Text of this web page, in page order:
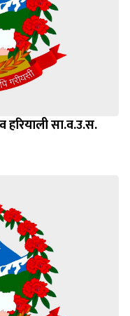
हरियाली सा.व.उ.स.